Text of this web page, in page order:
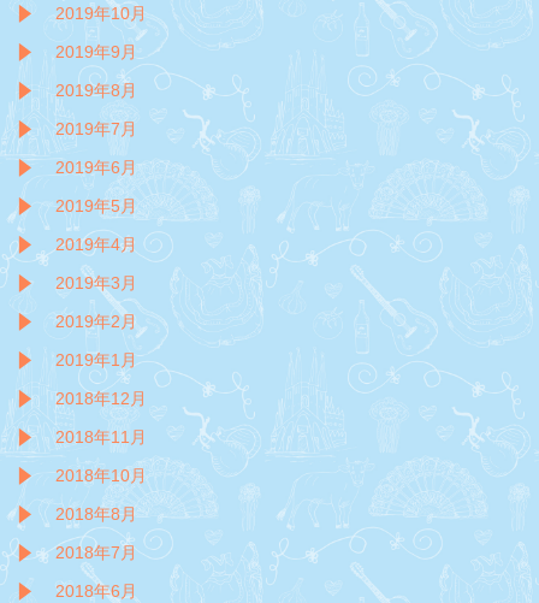
2019年10月
2019年9月
2019年8月
2019年7月
2019年6月
2019年5月
2019年4月
2019年3月
2019年2月
2019年1月
2018年12月
2018年11月
2018年10月
2018年8月
2018年7月
2018年6月